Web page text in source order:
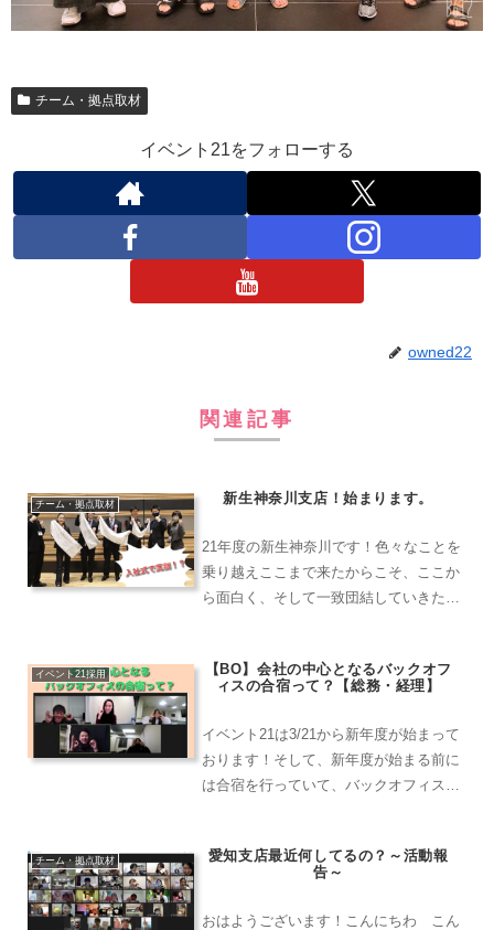
チーム・拠点取材
イベント21をフォローする
owned22
関連記事
チーム・拠点取材 新生神奈川支店！始まります。
21年度の新生神奈川です！色々なことを
乗り越えここまで来たからこそ、ここか
ら面白く、そして一致団結していきた
つのテーマに神奈川支店を大きくしてい
イベント21採用
【BO】会社の中心となるバックオフ
ィスの合宿って？【総務・経理】
イベント21は3/21から新年度が始まって
おります！そして、新年度が始まる前に
は合宿を行っていて、バックオフィスも
チーム・拠点取材
愛知支店最近何してるの？～活動報
告～
おはようございます！こんにちわ こん